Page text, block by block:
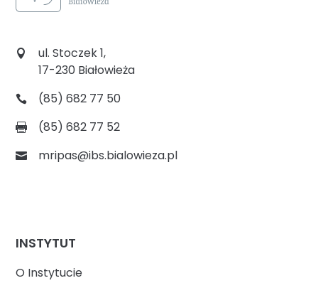
ul. Stoczek 1,
17-230 Białowieża
(85) 682 77 50
(85) 682 77 52
mripas@ibs.bialowieza.pl
INSTYTUT
O Instytucie